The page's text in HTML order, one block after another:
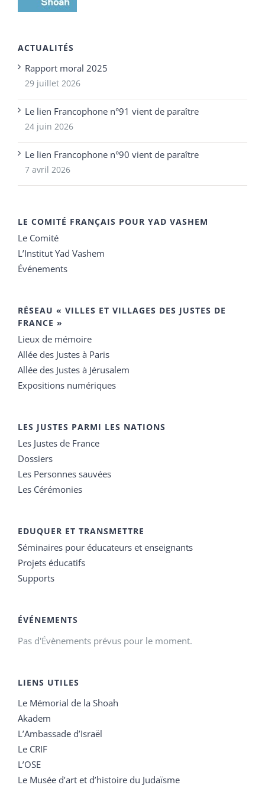
ACTUALITÉS
Rapport moral 2025
29 juillet 2026
Le lien Francophone n°91 vient de paraître
24 juin 2026
Le lien Francophone n°90 vient de paraître
7 avril 2026
LE COMITÉ FRANÇAIS POUR YAD VASHEM
Le Comité
L’Institut Yad Vashem
Événements
RÉSEAU « VILLES ET VILLAGES DES JUSTES DE
FRANCE »
Lieux de mémoire
Allée des Justes à Paris
Allée des Justes à Jérusalem
Expositions numériques
LES JUSTES PARMI LES NATIONS
Les Justes de France
Dossiers
Les Personnes sauvées
Les Cérémonies
EDUQUER ET TRANSMETTRE
Séminaires pour éducateurs et enseignants
Projets éducatifs
Supports
ÉVÉNEMENTS
Pas d'Évènements prévus pour le moment.
LIENS UTILES
Le Mémorial de la Shoah
Akadem
L’Ambassade d’Israël
Le CRIF
L’OSE
Le Musée d’art et d’histoire du Judaïsme